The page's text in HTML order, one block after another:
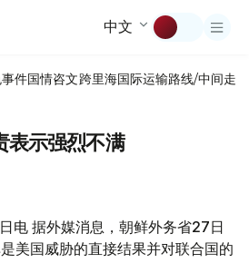
中文
事件国情咨文跨里海国际运输路线/中间走廊
表示强烈不满
电 据外媒消息，朝鲜外务省27日
美国威胁的直接结果并对联合国的